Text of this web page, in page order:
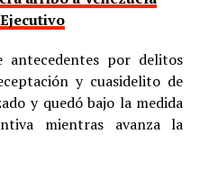
antecedentes por delitos
y cuasidelito de
y quedó bajo la medida
mientras avanza la